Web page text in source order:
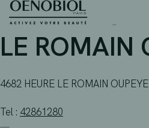
Skip
LE ROMAIN
4682 HEURE LE ROMAIN OUPEYE
Tel : 42861280